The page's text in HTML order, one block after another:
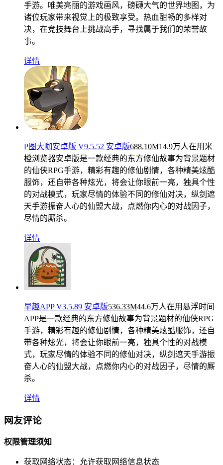
手游。唯美亮丽的游戏画风，磅礴大气的世界地图，为
诸位玩家带来视觉上的极致享受。热血酣畅的多样对
决，在竞技舞台上挑战高手，寻找属于我们的荣誉故
事。
详情
P图大咖安卓版 V9.5.52 安卓版688.10M14.9万人在用 米
橙浏览器安卓版是一款经典的东方修仙故事为背景题材
的仙侠RPG手游，精彩有趣的修仙剧情，各种精美炫酷
服饰，还自带各种炫光，将会让你眼前一亮，独具个性
的对战模式，玩家尽情的体验不同的修仙对决，纵剑遮
天手游振奋人心的仙盟大战，点燃你内心的对战因子，
尽情的厮杀。
详情
早趣APP V3.5.89 安卓版536.33M44.6万人在用 悬浮时间
APP是一款经典的东方修仙故事为背景题材的仙侠RPG
手游，精彩有趣的修仙剧情，各种精美炫酷服饰，还自
带各种炫光，将会让你眼前一亮，独具个性的对战模
式，玩家尽情的体验不同的修仙对决，纵剑遮天手游振
奋人心的仙盟大战，点燃你内心的对战因子，尽情的厮
杀。
详情
网友评论
权限管理须知
获取网络状态： 允许获取网络信息状态